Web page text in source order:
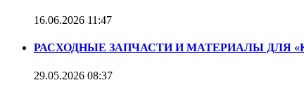
16.06.2026 11:47
РАСХОДНЫЕ ЗАПЧАСТИ И МАТЕРИАЛЫ ДЛЯ
29.05.2026 08:37